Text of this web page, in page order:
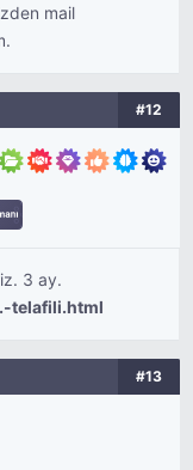
mail
#12
3 ay.
telafili.html
#13